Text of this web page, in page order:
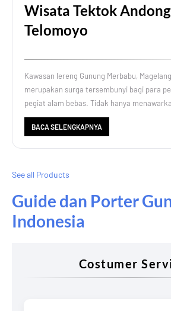
Wisata Tektok
Telomoyo
Kawasan lereng Gunung Merbabu,
merupakan surga tersembunyi bagi para
pegiat alam bebas. Tidak hanya
BACA SELENGKAPNYA
See all Products
Guide dan Porter
Indonesia
Costumer